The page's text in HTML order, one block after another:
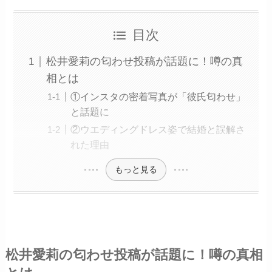
目次
松井愛莉の匂わせ投稿が話題に！噂の真
相とは
①インスタの密着写真が「彼氏匂わせ」
と話題に
②ウエディングドレス姿で結婚と誤解さ
れた理由
もっと見る
松井愛莉の匂わせ投稿が話題に！噂の真相